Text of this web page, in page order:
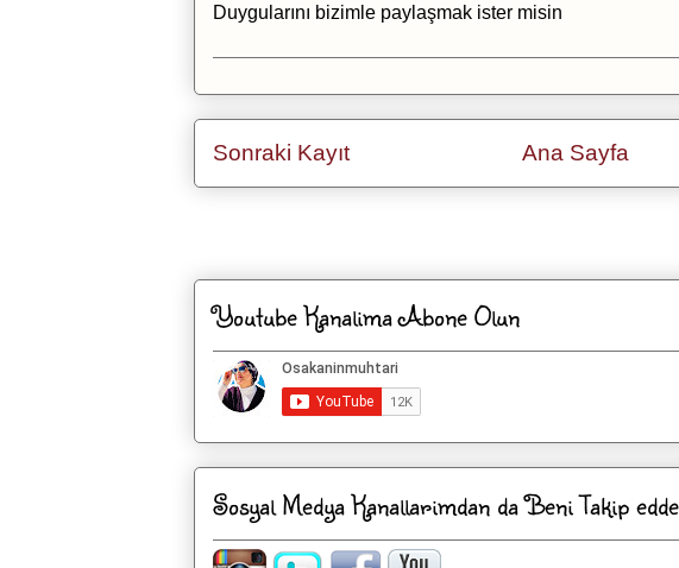
Duygularını bizimle paylaşmak ister misin
Sonraki Kayıt Ana Sayfa
Youtube Kanalima Abone Olun
Sosyal Medya Kanallarimdan da Beni Takip